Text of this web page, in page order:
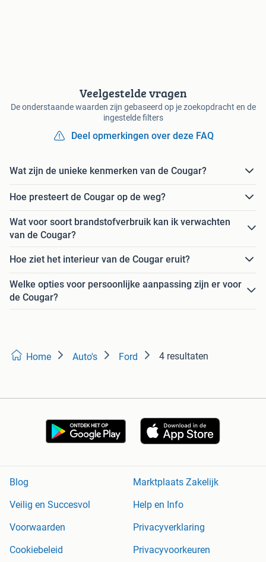
Veelgestelde vragen
De onderstaande waarden zijn gebaseerd op je zoekopdracht en de
ingestelde filters
Deel opmerkingen over deze FAQ
Wat zijn de unieke kenmerken van de Cougar?
Hoe presteert de Cougar op de weg?
Wat voor soort brandstofverbruik kan ik verwachten
van de Cougar?
Hoe ziet het interieur van de Cougar eruit?
Welke opties voor persoonlijke aanpassing zijn er voor
de Cougar?
Home Auto's Ford 4 resultaten
Blog
Marktplaats Zakelijk
Veilig en Succesvol
Help en Info
Voorwaarden
Privacyverklaring
Cookiebeleid
Privacyvoorkeuren